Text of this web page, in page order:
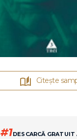
Citește
#1DESCARCĂ